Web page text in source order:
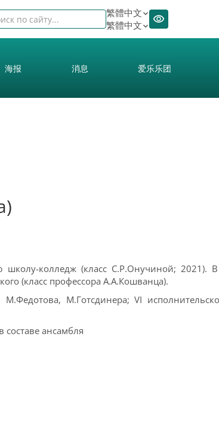
繁體中文
繁體中文
海报 消息 爱乐乐团
колледж (класс С.Р.Онучиной; 2021).
(класс профессора А.А.Кошванца).
М.Федотова, М.Готсдинера; VI
ансамбля